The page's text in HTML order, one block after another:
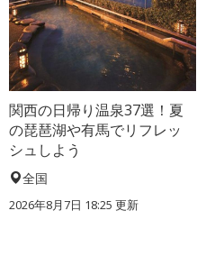
関西の日帰り温泉37選！夏
の琵琶湖や有馬でリフレッ
シュしよう
全国
2026年8月7日 18:25 更新